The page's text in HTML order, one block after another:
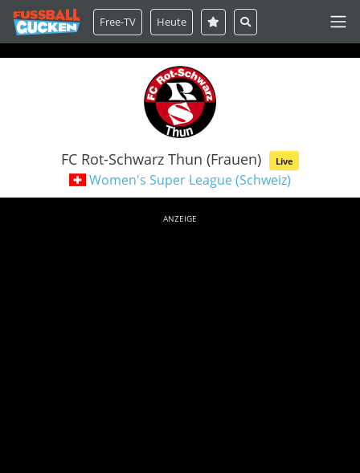
Free-TV Heute
FC Rot-Schwarz Thun (Frauen) Live
Women's Super League (Schweiz)
ANZEIGE